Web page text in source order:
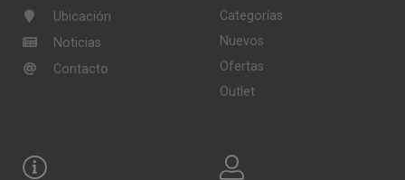
Ubicación
Noticias
Contacto
Categorías
Nuevos
Ofertas
Outlet